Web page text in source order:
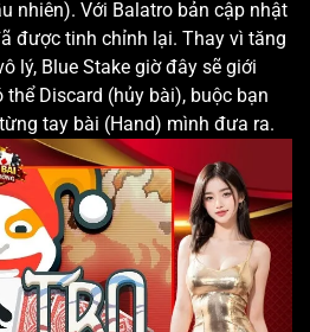
nhiên). Với Balatro bản cập nhật
được tinh chỉnh lại. Thay vì tăng
lý, Blue Stake giờ đây sẽ giới
Discard (hủy bài), buộc bạn
tay bài (Hand) mình đưa ra.